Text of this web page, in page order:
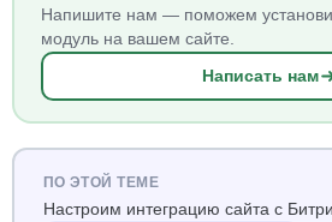
Напишите нам — поможем
модуль на вашем сайте.
Написать нам
ПО ЭТОЙ ТЕМЕ
Настроим интеграцию сайта с